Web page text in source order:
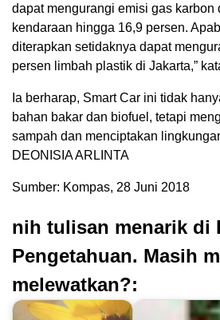
dapat mengurangi emisi gas karbon
kendaraan hingga 16,9 persen.
diterapkan setidaknya dapat
persen limbah plastik di Jakarta,”
Ia berharap, Smart Car ini tidak
bahan bakar dan biofuel, tetapi
sampah dan menciptakan
DEONISIA ARLINTA
Sumber: Kompas, 28 Juni 2018
nih tulisan menarik di
Pengetahuan. Masih
melewatkan?: